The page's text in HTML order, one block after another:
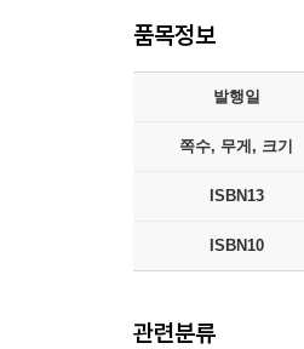
품목정보
발행일
쪽수, 무게, 크기
ISBN13
ISBN10
관련분류